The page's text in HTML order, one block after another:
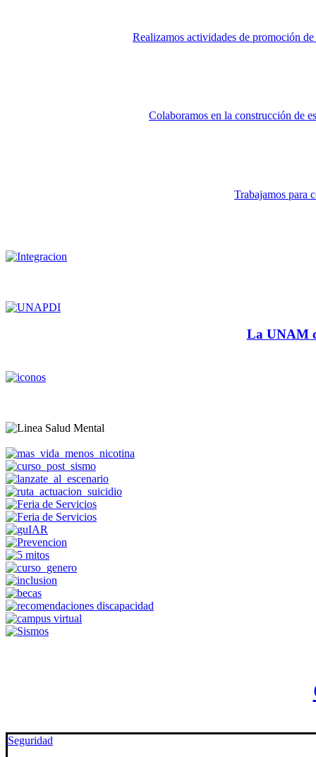
Realizamos actividades de promoción
Colaboramos en la construcción de
Trabajamos para
La UNAM
Seguridad